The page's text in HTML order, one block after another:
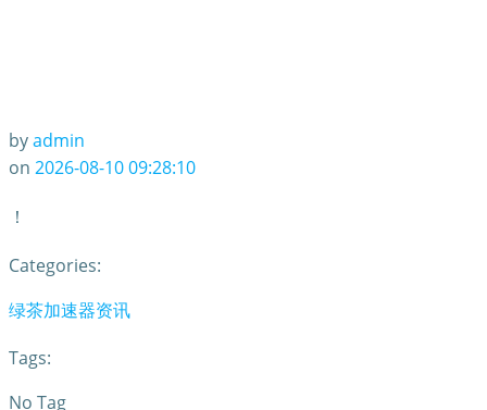
byadmin
on 2026-08-10 09:28:10
！
Categories:
绿茶加速器资讯
Tags:
No Tag